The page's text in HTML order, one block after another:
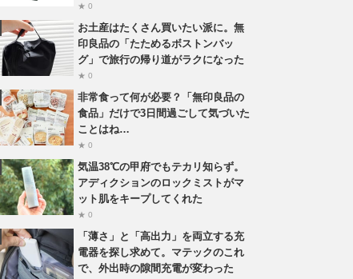
★ 0
お土産はたくさん買いたい派に。無
印良品の「たためるボストンバッ
グ」で旅行の帰り道がラクになった
★ 0
非常食って何が必要？「無印良品の
食品」だけで3日間過ごして気づいた
ことはね…
★ 0
気温38℃の甲府でもテカリ知らず。
アディクションのロックミストがマ
ット肌をキープしてくれた
★ 0
「薄さ」と「高出力」を両立する充
電器を探し求めて。マテックのこれ
で、外出時の隙間充電が変わった